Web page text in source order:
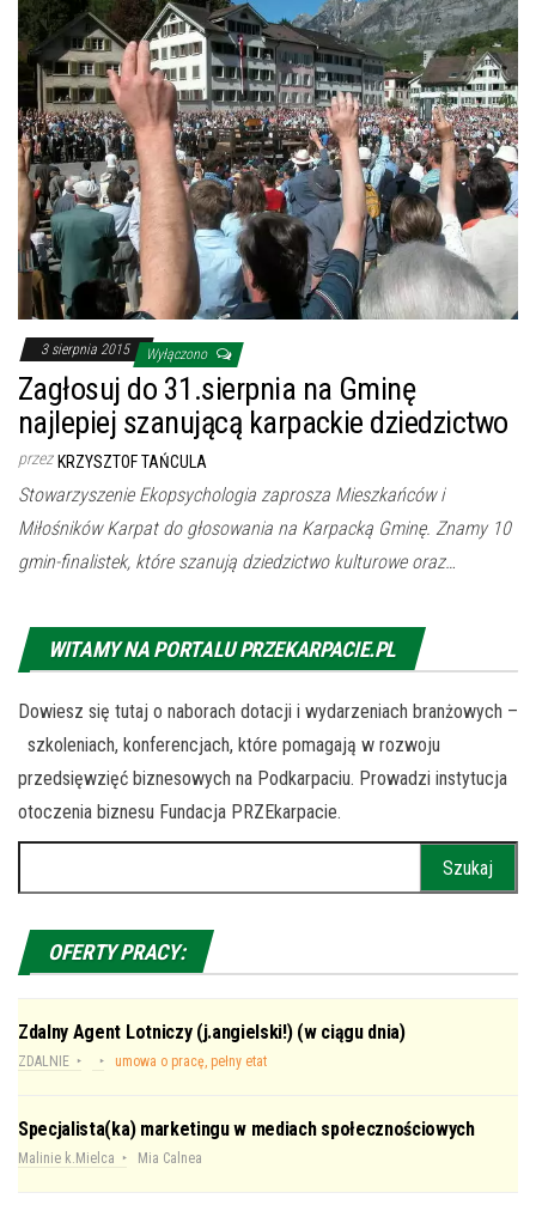
3 sierpnia 2015 Wyłączono
Zagłosuj do 31.sierpnia na Gminę
najlepiej szanującą karpackie dziedzictwo
przez KRZYSZTOF TAŃCULA
Stowarzyszenie Ekopsychologia zaprosza Mieszkańców i
Miłośników Karpat do głosowania na Karpacką Gminę. Znamy 10
gmin-finalistek, które szanują dziedzictwo kulturowe oraz…
WITAMY NA PORTALU PRZEKARPACIE.PL
Dowiesz się tutaj o naborach dotacji i wydarzeniach branżowych –
szkoleniach, konferencjach, które pomagają w rozwoju
przedsięwzięć biznesowych na Podkarpaciu. Prowadzi instytucja
otoczenia biznesu Fundacja PRZEkarpacie.
OFERTY PRACY:
Zdalny Agent Lotniczy (j.angielski!) (w ciągu dnia)
ZDALNIE umowa o pracę, pełny etat
Specjalista(ka) marketingu w mediach społecznościowych
Malinie k.Mielca Mia Calnea